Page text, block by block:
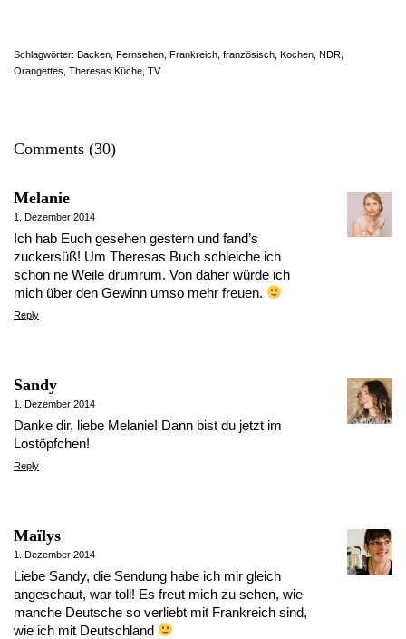
Schlagwörter: Backen Fernsehen Frankreich französisch Kochen NDR
Orangettes Theresas Küche TV
Comments (30)
Melanie
1. Dezember 2014
Ich hab Euch gesehen gestern und fand’s
zuckersüß! Um Theresas Buch schleiche ich
schon ne Weile drumrum. Von daher würde ich
mich über den Gewinn umso mehr freuen.
Reply
Sandy
1. Dezember 2014
Danke dir, liebe Melanie! Dann bist du jetzt im
Lostöpfchen!
Reply
Maïlys
1. Dezember 2014
Liebe Sandy, die Sendung habe ich mir gleich
angeschaut, war toll! Es freut mich zu sehen, wie
manche Deutsche so verliebt mit Frankreich sind,
wie ich mit Deutschland